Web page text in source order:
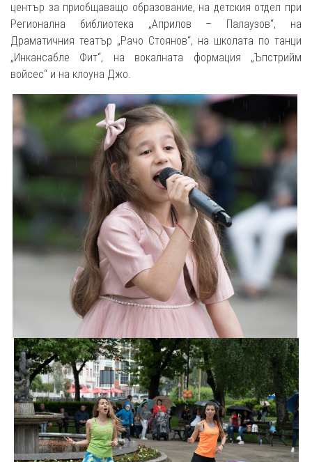
център за приобщаващо образование, на детския отдел при
Регионална библиотека „Априлов – Палаузов“, на
Драматичния театър „Рачо Стоянов“, на школата по танци
„Инкансабле Фит“, на вокалната формация „Ъпстрийм
войсес“ и на клоуна Джо.